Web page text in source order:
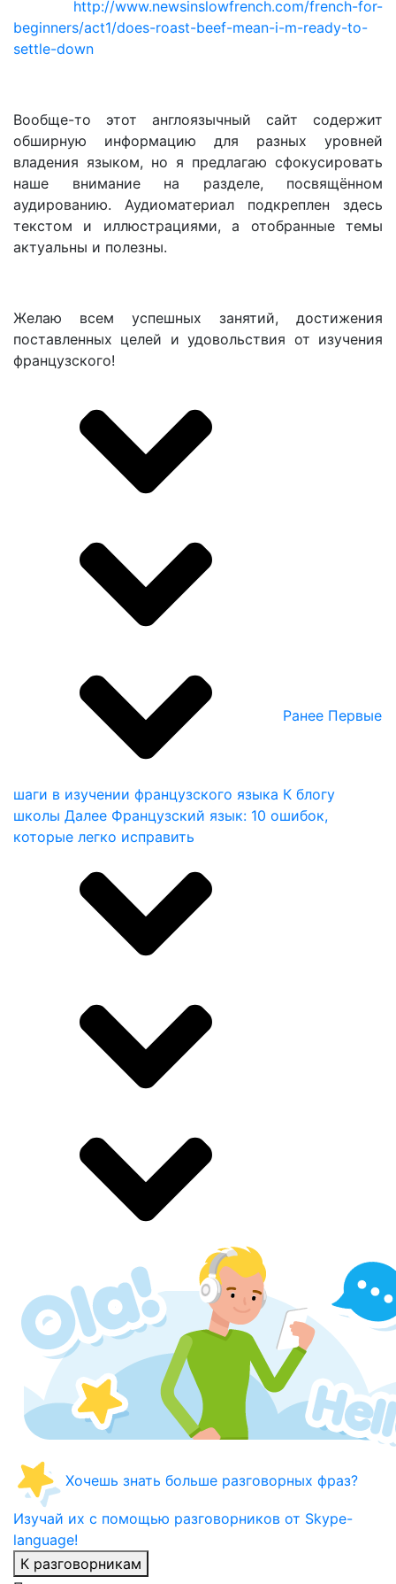
http://www.newsinslowfrench.com/french-for-
beginners/act1/does-roast-beef-mean-i-m-ready-to-
settle-down
Вообще-то этот англоязычный сайт содержит
обширную информацию для разных уровней
владения языком, но я предлагаю сфокусировать
наше внимание на разделе, посвящённом
аудированию. Аудиоматериал подкреплен здесь
текстом и иллюстрациями, а отобранные темы
актуальны и полезны.
Желаю всем успешных занятий, достижения
поставленных целей и удовольствия от изучения
французского!
Ранее Первые
шаги в изучении французского языка К блогу
школы Далее Французский язык: 10 ошибок,
которые легко исправить
Хочешь знать больше разговорных фраз?
Изучай их с помощью разговорников от Skype-
language!
К разговорникам